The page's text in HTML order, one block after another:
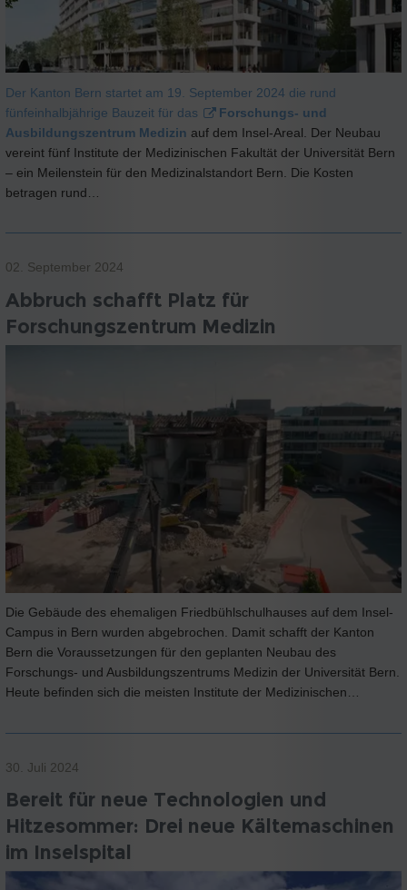
Der Kanton Bern startet am 19. September 2024 die rund
fünfeinhalbjährige Bauzeit für das
Forschungs- und
Ausbildungszentrum Medizin auf dem Insel-Areal. Der Neubau
vereint fünf Institute der Medizinischen Fakultät der Universität Bern
– ein Meilenstein für den Medizinalstandort Bern. Die Kosten
betragen rund…
02. September 2024
Abbruch schafft Platz für
Forschungszentrum Medizin
Die Gebäude des ehemaligen Friedbühlschulhauses auf dem Insel-
Campus in Bern wurden abgebrochen. Damit schafft der Kanton
Bern die Voraussetzungen für den geplanten Neubau des
Forschungs- und Ausbildungszentrums Medizin der Universität Bern.
Heute befinden sich die meisten Institute der Medizinischen…
30. Juli 2024
Bereit für neue Technologien und
Hitzesommer: Drei neue Kältemaschinen
im Inselspital